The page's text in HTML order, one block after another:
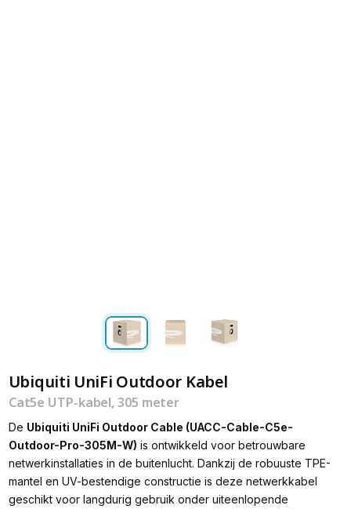
Ubiquiti UniFi Outdoor Kabel
Cat5e UTP-kabel, 305 meter
De Ubiquiti UniFi Outdoor Cable (UACC-Cable-C5e-
Outdoor-Pro-305M-W) is ontwikkeld voor betrouwbare
netwerkinstallaties in de buitenlucht. Dankzij de robuuste TPE-
mantel en UV-bestendige constructie is deze netwerkkabel
geschikt voor langdurig gebruik onder uiteenlopende